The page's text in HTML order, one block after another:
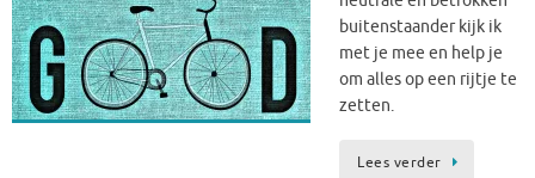
buitenstaander kijk ik
met je mee en help je
om alles op een rijtje te
zetten.
Lees verder